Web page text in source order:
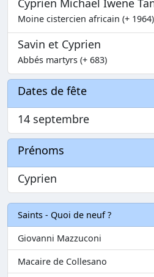
Cyprien Michael Iwene
Moine cistercien africain (+ 1964)
Savin et Cyprien
Abbés martyrs (+ 683)
Dates de fête
14 septembre
Prénoms
Cyprien
Saints - Quoi de neuf ?
Giovanni Mazzuconi
Macaire de Collesano